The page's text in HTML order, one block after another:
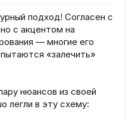
подход! Согласен с
с акцентом на
— многие его
«залечить»
нюансов из своей
легли в эту схему: